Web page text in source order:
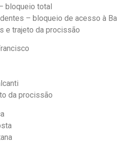
bloqueio total
– bloqueio de acesso à
e trajeto da procissão
da procissão